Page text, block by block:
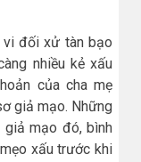
vi đối xử tàn bạo
nhiều kẻ xấu
của cha mẹ
giả mạo. Những
giả mạo đó, bình
xấu trước khi